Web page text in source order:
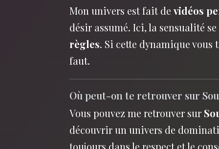
Mon univers est fait de vidéos
désir assumé. Ici, la sensualité
règles. Si cette dynamique vous
faut.
Où peut-on te retrouver sur
Vous pouvez me retrouver sur
découvrir un univers de
toujours dans le respect et le